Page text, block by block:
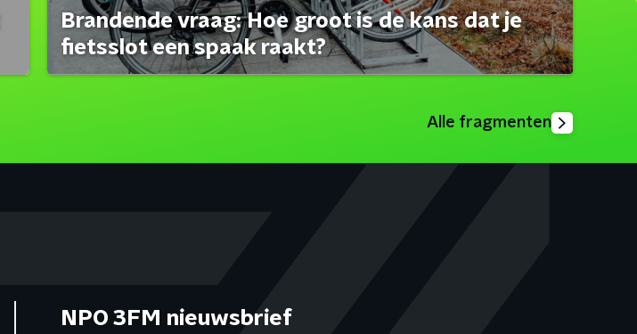
Brandende vraag: Hoe groot is de kans dat je
fietsslot een spaak raakt?
Alle fragmenten
NPO 3FM nieuwsbrief